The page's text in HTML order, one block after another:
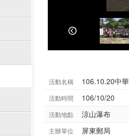
活動名稱 106.10.20中
活動時間 106/10/20
活動地點 涼山瀑布
主辦單位 屏東郵局